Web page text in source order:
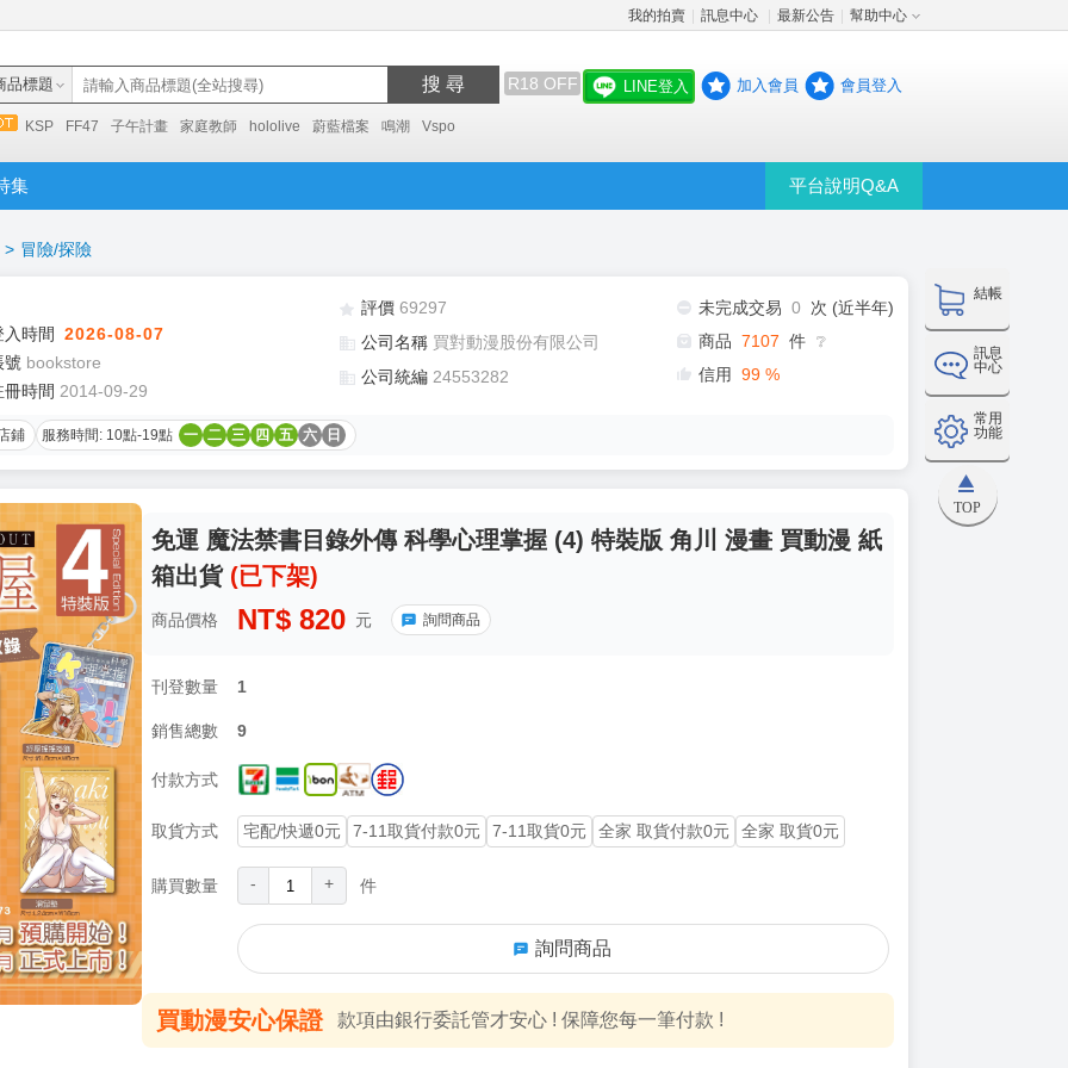
我的拍賣 訊息中心 最新公告 幫助中心
品標題 搜 尋 R18 OFF
KSP FF47 子午計畫 家庭教師 hololive 蔚藍檔案 鳴潮 Vspo
LINE登入 加入會員 會員登入
集 平台說明Q&A
結帳
訊息
中心
常用
功能
TOP
> 冒險/探險
入時間 2026-08-07
號 bookstore
時間 2014-09-29
評價 69297
公司名稱 買對動漫股份有限公司
公司統編 24553282
未完成交易 0
次 (近半年)
商品 7107 件 ❔
信用 99 %
鋪 服務時間: 10點-19點 一 二 三 四 五 六 日
免運 魔法禁書目錄外傳 科學心理掌握 (4) 特裝版 角川 漫畫 買動漫 紙
箱出貨 (已下架)
商品價格 NT$ 820 元 詢問商品
刊登數量 1
銷售總數 9
付款方式
取貨方式 宅配/快遞0元 7-11取貨付款0元 7-11取貨0元 全家 取貨付款0元 全家 取貨0元
購買數量 - + 件
詢問商品
買動漫安心保證 款項由銀行委託管才安心 ! 保障您每一筆付款 !